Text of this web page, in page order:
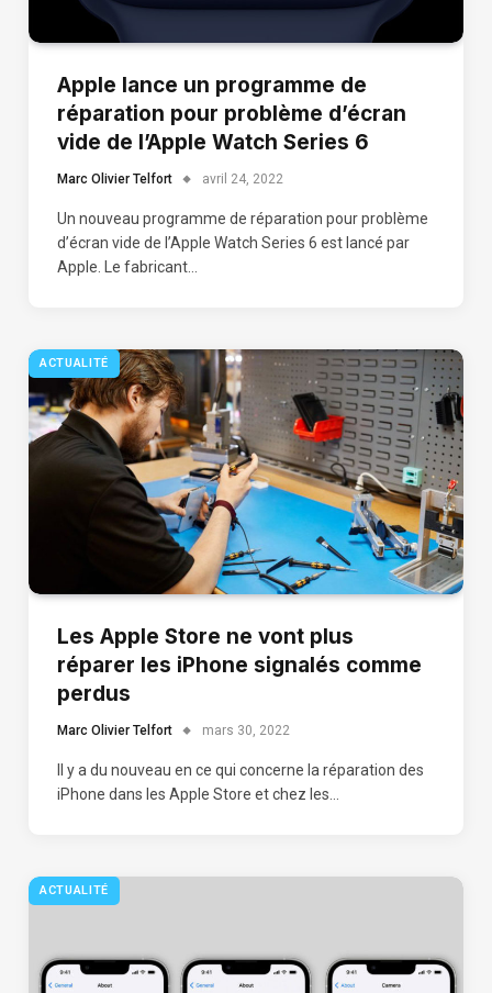
Apple lance un programme de
réparation pour problème d’écran
vide de l’Apple Watch Series 6
Marc Olivier Telfort avril 24, 2022
Un nouveau programme de réparation pour problème
d’écran vide de l’Apple Watch Series 6 est lancé par
Apple. Le fabricant…
ACTUALITÉ
Les Apple Store ne vont plus
réparer les iPhone signalés comme
perdus
Marc Olivier Telfort mars 30, 2022
Il y a du nouveau en ce qui concerne la réparation des
iPhone dans les Apple Store et chez les…
ACTUALITÉ